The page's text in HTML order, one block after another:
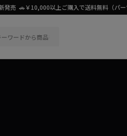
売 🚗￥10,000以上ご購入で送料無料（パ